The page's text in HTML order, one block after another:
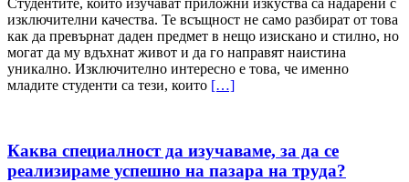
изключителни качества. Те всъщност не само разбират от това
как да превърнат даден предмет в нещо изискано и стилно, но
могат да му вдъхнат живот и да го направят наистина
уникално. Изключително интересно е това, че именно
младите студенти са тези, които […]
Каква специалност да изучаваме, за да се
реализираме успешно на пазара на труда?